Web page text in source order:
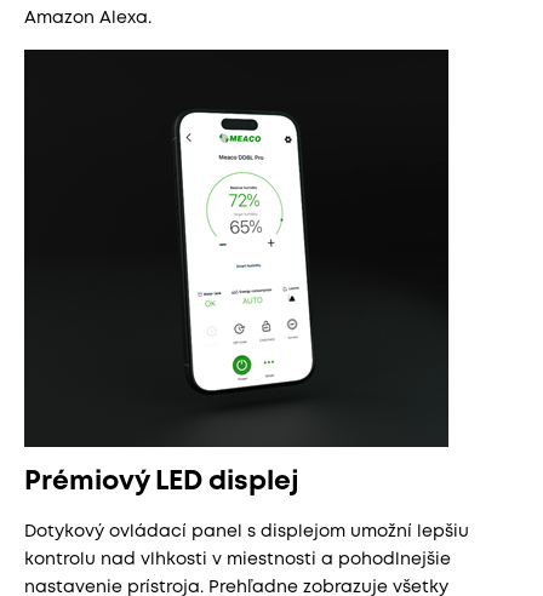
Amazon Alexa.
Prémiový LED displej
Dotykový ovládací panel s displejom umožní lepšiu
kontrolu nad vlhkosti v miestnosti a pohodlnejšie
nastavenie prístroja. Prehľadne zobrazuje všetky